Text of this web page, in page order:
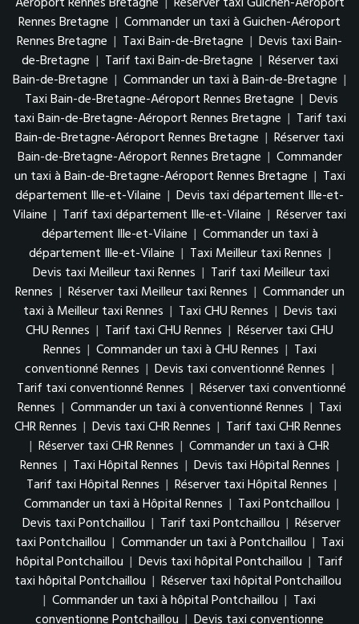
Rennes Bretagne | Commander un taxi à Guichen-Aéroport
Rennes Bretagne | Taxi Bain-de-Bretagne | Devis taxi Bain-
de-Bretagne | Tarif taxi Bain-de-Bretagne | Réserver taxi
Bain-de-Bretagne | Commander un taxi à Bain-de-Bretagne |
Taxi Bain-de-Bretagne-Aéroport Rennes Bretagne | Devis
taxi Bain-de-Bretagne-Aéroport Rennes Bretagne | Tarif taxi
Bain-de-Bretagne-Aéroport Rennes Bretagne | Réserver taxi
Bain-de-Bretagne-Aéroport Rennes Bretagne | Commander
un taxi à Bain-de-Bretagne-Aéroport Rennes Bretagne | Taxi
département Ille-et-Vilaine | Devis taxi département Ille-et-
Vilaine | Tarif taxi département Ille-et-Vilaine | Réserver taxi
département Ille-et-Vilaine | Commander un taxi à
département Ille-et-Vilaine | Taxi Meilleur taxi Rennes |
Devis taxi Meilleur taxi Rennes | Tarif taxi Meilleur taxi
Rennes | Réserver taxi Meilleur taxi Rennes | Commander un
taxi à Meilleur taxi Rennes | Taxi CHU Rennes | Devis taxi
CHU Rennes | Tarif taxi CHU Rennes | Réserver taxi CHU
Rennes | Commander un taxi à CHU Rennes | Taxi
conventionné Rennes | Devis taxi conventionné Rennes |
Tarif taxi conventionné Rennes | Réserver taxi conventionné
Rennes | Commander un taxi à conventionné Rennes | Taxi
CHR Rennes | Devis taxi CHR Rennes | Tarif taxi CHR Rennes
| Réserver taxi CHR Rennes | Commander un taxi à CHR
Rennes | Taxi Hôpital Rennes | Devis taxi Hôpital Rennes |
Tarif taxi Hôpital Rennes | Réserver taxi Hôpital Rennes |
Commander un taxi à Hôpital Rennes | Taxi Pontchaillou |
Devis taxi Pontchaillou | Tarif taxi Pontchaillou | Réserver
taxi Pontchaillou | Commander un taxi à Pontchaillou | Taxi
hôpital Pontchaillou | Devis taxi hôpital Pontchaillou | Tarif
taxi hôpital Pontchaillou | Réserver taxi hôpital Pontchaillou
| Commander un taxi à hôpital Pontchaillou | Taxi